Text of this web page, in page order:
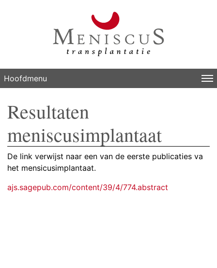
Hoofdmenu
Resultaten
meniscusimplantaat
De link verwijst naar een van de eerste publicaties va
het mensicusimplantaat.
ajs.sagepub.com/content/39/4/774.abstract